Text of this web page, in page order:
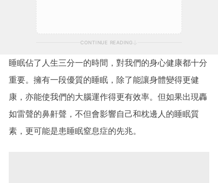
CONTINUE READING
睡眠佔了人生三分一的時間，對我們的身心健康都十分
重要。擁有一段優質的睡眠，除了能讓身體變得更健
康，亦能使我們的大腦運作得更有效率。但如果出現轟
如雷聲的鼻鼾聲，不但會影響自己和枕邊人的睡眠質
素，更可能是患睡眠窒息症的先兆。